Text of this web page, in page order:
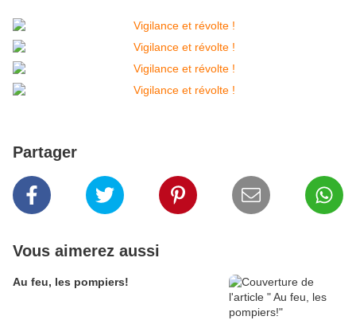
Partager
Vous aimerez aussi
Au feu, les pompiers!